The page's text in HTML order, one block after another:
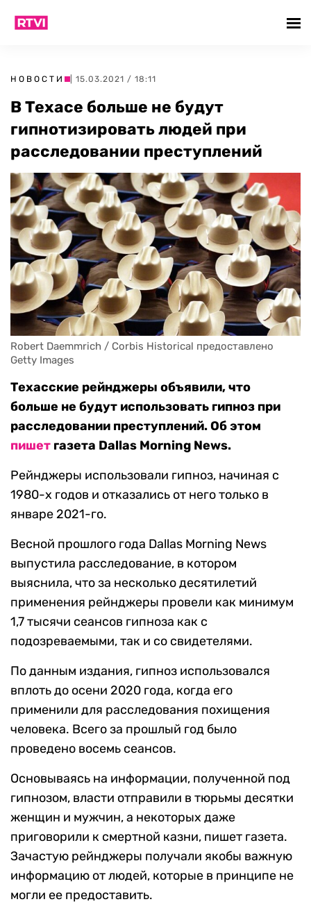
НОВОСТИ | 15.03.2021 / 18:11
В Техасе больше не будут
гипнотизировать людей при
расследовании преступлений
Robert Daemmrich / Corbis Historical предоставлено
Getty Images
Техасские рейнджеры объявили, что
больше не будут использовать гипноз при
расследовании преступлений. Об этом
пишет газета Dallas Morning News.
Рейнджеры использовали гипноз, начиная с
1980-х годов и отказались от него только в
январе 2021-го.
Весной прошлого года Dallas Morning News
выпустила расследование, в котором
выяснила, что за несколько десятилетий
применения рейнджеры провели как минимум
1,7 тысячи сеансов гипноза как с
подозреваемыми, так и со свидетелями.
По данным издания, гипноз использовался
вплоть до осени 2020 года, когда его
применили для расследования похищения
человека. Всего за прошлый год было
проведено восемь сеансов.
Основываясь на информации, полученной под
гипнозом, власти отправили в тюрьмы десятки
женщин и мужчин, а некоторых даже
приговорили к смертной казни, пишет газета.
Зачастую рейнджеры получали якобы важную
информацию от людей, которые в принципе не
могли ее предоставить.